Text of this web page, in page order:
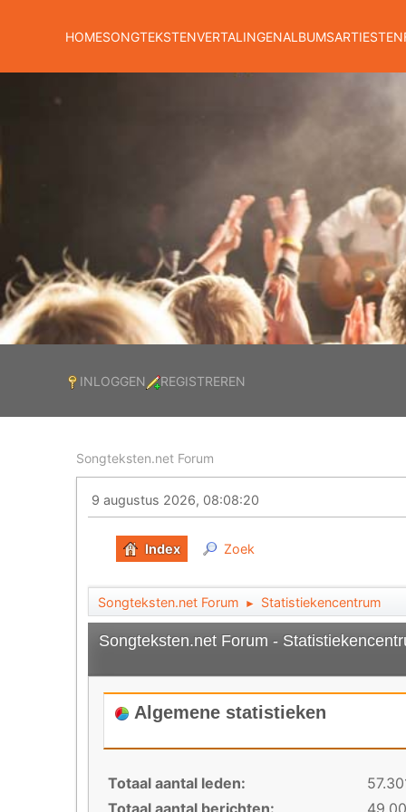
HOMESONGTEKSTENVERTALINGENALBUMSARTIESTEN
INLOGGEN REGISTREREN
Songteksten.net Forum
9 augustus 2026, 08:08:20
Index Zoek
Songteksten.net Forum ► Statistiekencentrum
Songteksten.net Forum -
Algemene statistieken
Totaal aantal leden:
Totaal aantal berichten: